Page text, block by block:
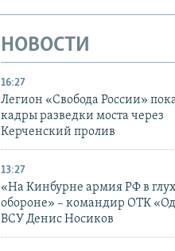
НОВОСТИ
16:27
Легион «Свобода России»
кадры разведки моста через
Керченский пролив
13:27
«На Кинбурне армия РФ в
обороне» – командир ОТК
ВСУ Денис Носиков